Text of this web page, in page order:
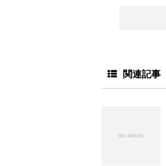
関連記事